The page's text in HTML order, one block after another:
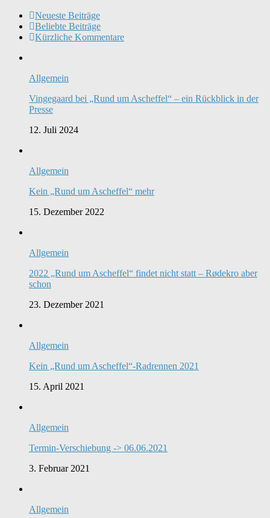
Neueste Beiträge
Beliebte Beiträge
Kürzliche Kommentare
Allgemein
Vingegaard bei „Rund um Ascheffel“ – ein Rückblick in der
Presse
12. Juli 2024
Allgemein
Kein „Rund um Ascheffel“ mehr
15. Dezember 2022
Allgemein
2022 „Rund um Ascheffel“ findet nicht statt – Rødekro aber
schon
23. Dezember 2021
Allgemein
Kein „Rund um Ascheffel“-Radrennen 2021
15. April 2021
Allgemein
Termin-Verschiebung -> 06.06.2021
3. Februar 2021
Allgemein